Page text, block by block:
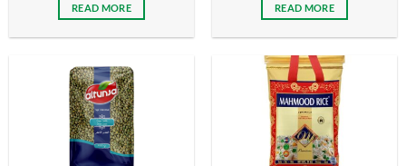
READ MORE READ MORE